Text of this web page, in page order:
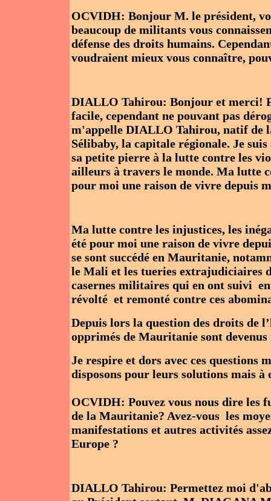
OCVIDH: Bonjour M. le président,
beaucoup de militants vous
défense des droits humains.
voudraient mieux vous connaître,
DIALLO Tahirou: Bonjour et merci!
facile, cependant ne pouvant pas
m'appelle DIALLO Tahirou, natif de
Sélibaby, la capitale régionale. Je
sa petite pierre à la lutte contre les
ailleurs à travers le monde. Ma lutte
pour moi une raison de vivre depuis
Ma lutte contre les injustices, les
été pour moi une raison de vivre
se sont succédé en Mauritanie,
le Mali et les tueries extrajudiciaires
casernes militaires qui en ont suivi
révolté et remonté contre ces
Depuis lors la question des droits de
opprimés de Mauritanie sont devenus
Je respire et dors avec ces questions
disposons pour leurs solutions mais
OCVIDH: Pouvez vous nous dire les
de la Mauritanie? Avez-vous les
manifestations et autres activités
Europe ?
DIALLO Tahirou: Permettez moi